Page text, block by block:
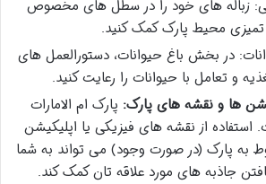
زباله های خود را در سطل های مخصوص
تمیزی محیط پارک کمک کنید.
در بخش باغ حیوانات، دستورالعمل های
و تعامل با حیوانات را رعایت کنید.
ها و نقشه های پارک: پارک ام الامارات
از نقشه های فیزیکی یا اپلیکیشن
به پارک (در صورت وجود) می تواند به شما
جاذبه های مورد علاقه تان کمک کند.